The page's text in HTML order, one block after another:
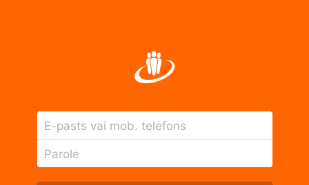
E-pasts vai mob. telefons
Parole